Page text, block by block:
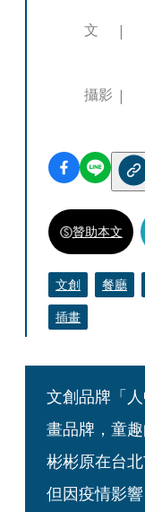
文
攝影
贊助本文
文創 餐廳
插畫
文創品牌「
畫品牌，童
彬彬原在台
但因疫情影